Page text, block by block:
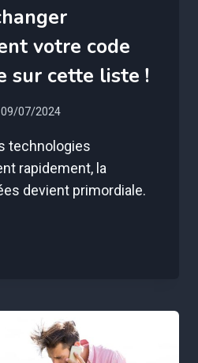
votre code
sur cette liste !
09/07/2024
technologies
rapidement, la
devient primordiale.